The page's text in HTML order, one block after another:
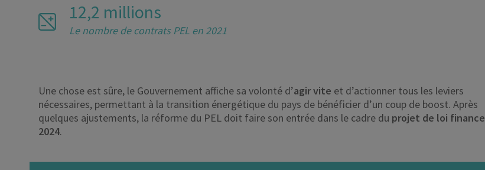
12,2 millions
Le nombre de contrats PEL en 2021
Une chose est sûre, le Gouvernement affiche sa volonté d’agir vite et d’actionner tous les leviers
nécessaires, permettant à la transition énergétique du pays de bénéficier d’un coup de boost. Après
quelques ajustements, la réforme du PEL doit faire son entrée dans le cadre du projet de loi finance
2024.